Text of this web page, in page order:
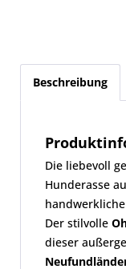
Beschreibung
Die liebevoll
Hunderasse
Der stilvolle
dieser